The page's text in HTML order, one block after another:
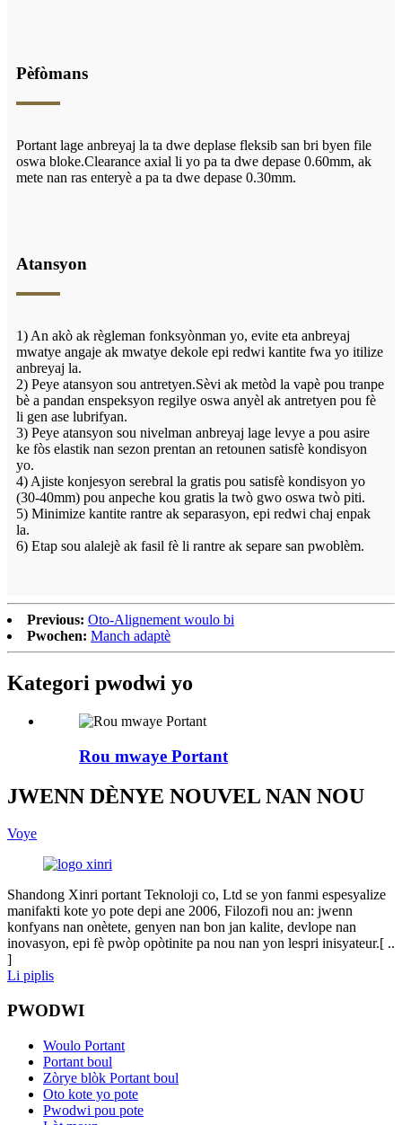
Pèfòmans
Portant lage anbreyaj la ta dwe deplase fleksib san bri byen file
oswa bloke.Clearance axial li yo pa ta dwe depase 0.60mm, ak
mete nan ras enteryè a pa ta dwe depase 0.30mm.
Atansyon
1) An akò ak règleman fonksyònman yo, evite eta anbreyaj
mwatye angaje ak mwatye dekole epi redwi kantite fwa yo itilize
anbreyaj la.
2) Peye atansyon sou antretyen.Sèvi ak metòd la vapè pou tranpe
bè a pandan enspeksyon regilye oswa anyèl ak antretyen pou fè
li gen ase lubrifyan.
3) Peye atansyon sou nivelman anbreyaj lage levye a pou asire
ke fòs elastik nan sezon prentan an retounen satisfè kondisyon
yo.
4) Ajiste konjesyon serebral la gratis pou satisfè kondisyon yo
(30-40mm) pou anpeche kou gratis la twò gwo oswa twò piti.
5) Minimize kantite rantre ak separasyon, epi redwi chaj enpak
la.
6) Etap sou alalejè ak fasil fè li rantre ak separe san pwoblèm.
Previous: Oto-Alignement woulo bi
Pwochen: Manch adaptè
Kategori pwodwi yo
Rou mwaye Portant
JWENN DÈNYE NOUVEL NAN NOU
Voye
Shandong Xinri portant Teknoloji co, Ltd se yon fanmi espesyalize
manifakti kote yo pote depi ane 2006, Filozofi nou an: jwenn
konfyans nan onètete, genyen nan bon jan kalite, devlope nan
inovasyon, epi fè pwòp opòtinite pa nou nan yon lespri inisyateur.[ ..
]
Li piplis
PWODWI
Woulo Portant
Portant boul
Zòrye blòk Portant boul
Oto kote yo pote
Pwodwi pou pote